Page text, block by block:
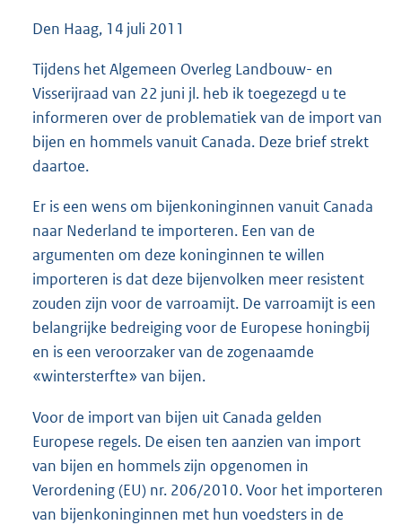
Den Haag, 14 juli 2011
Tijdens het Algemeen Overleg Landbouw- en
Visserijraad van 22 juni jl. heb ik toegezegd u te
informeren over de problematiek van de import van
bijen en hommels vanuit Canada. Deze brief strekt
daartoe.
Er is een wens om bijenkoninginnen vanuit Canada
naar Nederland te importeren. Een van de
argumenten om deze koninginnen te willen
importeren is dat deze bijenvolken meer resistent
zouden zijn voor de varroamijt. De varroamijt is een
belangrijke bedreiging voor de Europese honingbij
en is een veroorzaker van de zogenaamde
«wintersterfte» van bijen.
Voor de import van bijen uit Canada gelden
Europese regels. De eisen ten aanzien van import
van bijen en hommels zijn opgenomen in
Verordening (EU) nr. 206/2010. Voor het importeren
van bijenkoninginnen met hun voedsters in de